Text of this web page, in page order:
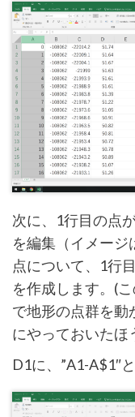
次に、1行目の点
を編集（イメージ
点について、1行
を作成します。(
で地形の点群を動
にやっておいたほ
D1に、”A1-A$1″